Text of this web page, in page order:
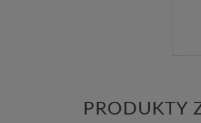
PRODUKTY